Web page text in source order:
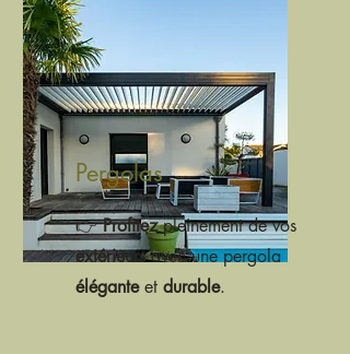
Pergolas
👉Profitezpleinement de vos
extérieursavec une pergola
éléganteet durable.